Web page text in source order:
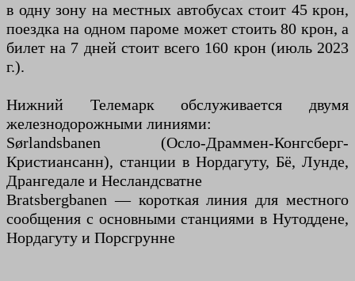
в одну зону на местных автобусах стоит 45 крон,
поездка на одном пароме может стоить 80 крон, а
билет на 7 дней стоит всего 160 крон (июль 2023
г.).
Нижний Телемарк обслуживается двумя
железнодорожными линиями:
Sørlandsbanen (Осло-Драммен-Конгсберг-
Кристиансанн), станции в Нордагуту, Бё, Лунде,
Дрангедале и Несландсватне
Bratsbergbanen — короткая линия для местного
сообщения с основными станциями в Нутоддене,
Нордагуту и ​​Порсгрунне